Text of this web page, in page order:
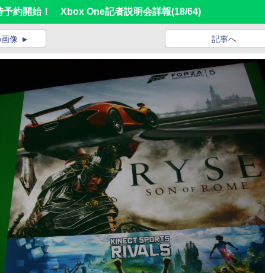
予約開始！ Xbox One記者説明会詳報(18/64)
記事へ
像